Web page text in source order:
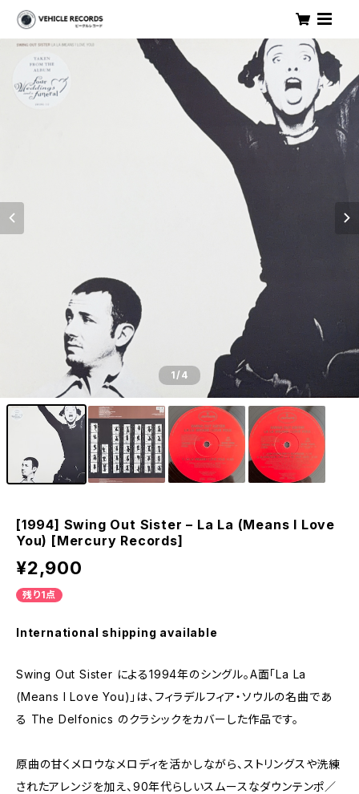
1/4
[1994] Swing Out Sister – La La (Means I Love
You) [Mercury Records]
¥2,900
残り1点
International shipping available
Swing Out Sister による1994年のシングル。A面「La La
(Means I Love You)」は、フィラデルフィア・ソウルの名曲であ
る The Delfonics のクラシックをカバーした作品です。
原曲の甘くメロウなメロディを活かしながら、ストリングスや洗練
されたアレンジを加え、90年代らしいスムースなダウンテンポ／